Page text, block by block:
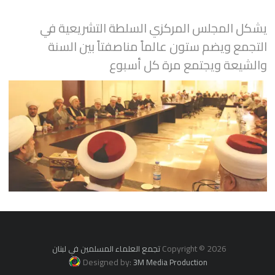
يشكل المجلس المركزي السلطة التشريعية في
التجمع ويضم ستون عالماً مناصفتاً بين السنة
والشيعة ويجتمع مرة كل أسبوع
Copyright © 2026تجمع العلماء المسلمين في لبنان
Designed by:3M Media Production